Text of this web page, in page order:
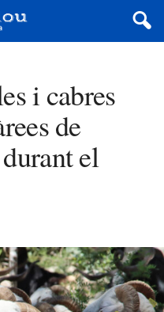
i cabres
de
el